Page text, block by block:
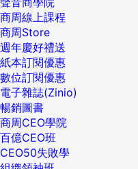
商周線上課程
商周Store
週年慶好禮送
紙本訂閱優惠
數位訂閱優惠
電子雜誌(Zinio)
暢銷圖書
商周CEO學院
百億CEO班
CEO50失敗學